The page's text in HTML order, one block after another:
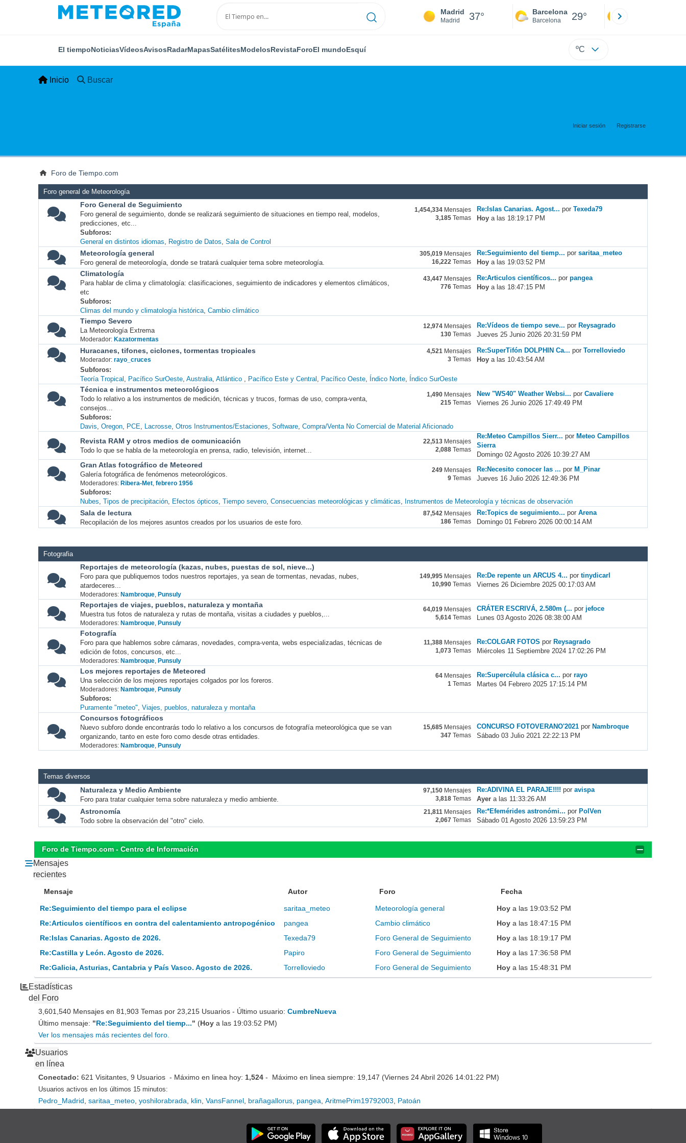
Madrid
Madrid 37° Barcelona
Barcelona 29°
El tiempoNoticiasVídeosAvisosRadarMapasSatélitesModelosRevistaForoEl mundoEsquí ºC
Inicio Buscar
Iniciar sesión Registrarse
Foro de Tiempo.com
Foro general de Meteorología
Foro General de Seguimiento
Foro general de seguimiento, donde se realizará seguimiento de situaciones en tiempo real, modelos,
predicciones, etc...
1,454,334 Mensajes
3,185 Temas
Re:Islas Canarias. Agost... porTexeda79
Hoy a las 18:19:17 PM
Subforos
General en distintos idiomas
Registro de Datos Sala de Control
Meteorología general
Foro general de meteorología, donde se tratará cualquier tema sobre meteorología.
305,019 Mensajes
16,222 Temas
Re:Seguimiento del tiemp... porsaritaa_meteo
Hoy a las 19:03:52 PM
Climatología
Para hablar de clima y climatología: clasificaciones, seguimiento de indicadores y elementos climáticos,
etc
43,447 Mensajes
776 Temas
Re:Articulos científicos... porpangea
Hoy a las 18:47:15 PM
Subforos
Climas del mundo y climatología histórica Cambio climático
Tiempo Severo
La Meteorología Extrema
Moderador: Kazatormentas
12,974 Mensajes
130 Temas
Re:Vídeos de tiempo seve... porReysagrado
Jueves 25 Junio 2026 20:31:59 PM
Huracanes, tifones, ciclones, tormentas tropicales
Moderador: rayo_cruces
4,521 Mensajes
3 Temas
Re:SuperTifón DOLPHIN Ca... porTorrelloviedo
Hoy a las 10:43:54 AM
Subforos
Teoría Tropical
Pacífico SurOeste Australia Atlántico Pacífico Este y Central Pacífico Oeste Índico Norte Índico SurOeste
Técnica e instrumentos meteorológicos
Todo lo relativo a los instrumentos de medición, técnicas y trucos, formas de uso, compra-venta,
consejos...
1,490 Mensajes
215 Temas
New "WS40" Weather Websi... porCavaliere
Viernes 26 Junio 2026 17:49:49 PM
Subforos
Davis Oregon PCE Lacrosse Otros Instrumentos/Estaciones Software Compra/Venta No Comercial de Material Aficionado
Revista RAM y otros medios de comunicación
Todo lo que se habla de la meteorología en prensa, radio, televisión, internet...
22,513 Mensajes
2,088 Temas
Re:Meteo Campillos Sierr... por Meteo Campillos
Sierra
Domingo 02 Agosto 2026 10:39:27 AM
Gran Atlas fotográfico de Meteored
Galería fotográfica de fenómenos meteorológicos.
Moderadores: Ribera-Met, febrero 1956
249 Mensajes
9 Temas
Re:Necesito conocer las ... porM_Pinar
Jueves 16 Julio 2026 12:49:36 PM
Subforos
Nubes Tipos de precipitación Efectos ópticos Tiempo severo Consecuencias meteorológicas y climáticas Instrumentos de Meteorología y técnicas de observación
Sala de lectura
Recopilación de los mejores asuntos creados por los usuarios de este foro.
87,542 Mensajes
186 Temas
Re:Topics de seguimiento... porArena
Domingo 01 Febrero 2026 00:00:14 AM
Fotografia
Reportajes de meteorología (kazas, nubes, puestas de sol, nieve...)
Foro para que publiquemos todos nuestros reportajes, ya sean de tormentas, nevadas, nubes,
atardeceres...
Moderadores: Nambroque, Punsuly
149,995 Mensajes
10,990 Temas
Re:De repente un ARCUS 4... portinydicarl
Viernes 26 Diciembre 2025 00:17:03 AM
Reportajes de viajes, pueblos, naturaleza y montaña
Muestra tus fotos de naturaleza y rutas de montaña, visitas a ciudades y pueblos,...
Moderadores: Nambroque, Punsuly
64,019 Mensajes
5,614 Temas
CRÁTER ESCRIVÁ, 2.580m (... por jefoce
Lunes 03 Agosto 2026 08:38:00 AM
Fotografía
Foro para que hablemos sobre cámaras, novedades, compra-venta, webs especializadas, técnicas de
edición de fotos, concursos, etc...
Moderadores: Nambroque, Punsuly
11,388 Mensajes
1,073 Temas
Re:COLGAR FOTOS por Reysagrado
Miércoles 11 Septiembre 2024 17:02:26 PM
Los mejores reportajes de Meteored
Una selección de los mejores reportajes colgados por los foreros.
Moderadores: Nambroque, Punsuly
64 Mensajes
1 Temas
Re:Supercélula clásica c... porrayo
Martes 04 Febrero 2025 17:15:14 PM
Subforos
Puramente "meteo" Viajes, pueblos, naturaleza y montaña
Concursos fotográficos
Nuevo subforo donde encontrarás todo lo relativo a los concursos de fotografía meteorológica que se van
organizando, tanto en este foro como desde otras entidades.
Moderadores: Nambroque, Punsuly
15,685 Mensajes
347
Temas
CONCURSO FOTOVERANO'2021 por Nambroque
Sábado 03 Julio 2021 22:22:13 PM
Temas diversos
Naturaleza y Medio Ambiente
Foro para tratar cualquier tema sobre naturaleza y medio ambiente.
97,150 Mensajes
3,818 Temas
Re:ADIVINA EL PARAJE!!!! poravispa
Ayer a las 11:33:26 AM
Astronomía
Todo sobre la observación del "otro" cielo.
21,811 Mensajes
2,067
Temas
Re:*Efemérides astronómi... por PolVen
Sábado 01 Agosto 2026 13:59:23 PM
Foro de Tiempo.com - Centro de Información
Mensajes
recientes
Mensaje Autor Foro Fecha
Re:Seguimiento del tiempo para el eclipse saritaa_meteo Meteorología general Hoy a las 19:03:52 PM
Re:Articulos científicos en contra del calentamiento antropogénico
pangea Cambio climático Hoy a las 18:47:15 PM
Re:Islas Canarias. Agosto de 2026.
Texeda79 Foro General de Seguimiento Hoy a las 18:19:17 PM
Re:Castilla y León. Agosto de 2026.
Papiro Foro General de Seguimiento Hoy a las 17:36:58 PM
Re:Galicia, Asturias, Cantabria y País Vasco. Agosto de 2026.
Torrelloviedo Foro General de Seguimiento Hoy a las 15:48:31 PM
Estadísticas
del Foro
3,601,540 Mensajes en 81,903 Temas por 23,215 Usuarios - Último usuario:CumbreNueva
Último mensaje: "Re:Seguimiento del tiemp..." (Hoy a las 19:03:52 PM)
Ver los mensajes más recientes del foro.
Usuarios
en línea
Conectado:621 Visitantes, 9 Usuarios - Máximo en linea hoy: 1,524 - Máximo en linea siempre: 19,147 (Viernes 24 Abril 2026 14:01:22 PM)
Usuarios activos en los últimos 15 minutos:
Pedro_Madrid ,saritaa_meteo ,yoshilorabrada klin ,VansFannel brañagallorus pangea ,AritmePrim19792003 Patoán